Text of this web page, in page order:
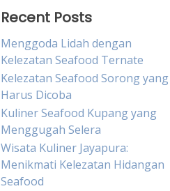
Recent Posts
Menggoda Lidah dengan
Kelezatan Seafood Ternate
Kelezatan Seafood Sorong yang
Harus Dicoba
Kuliner Seafood Kupang yang
Menggugah Selera
Wisata Kuliner Jayapura:
Menikmati Kelezatan Hidangan
Seafood